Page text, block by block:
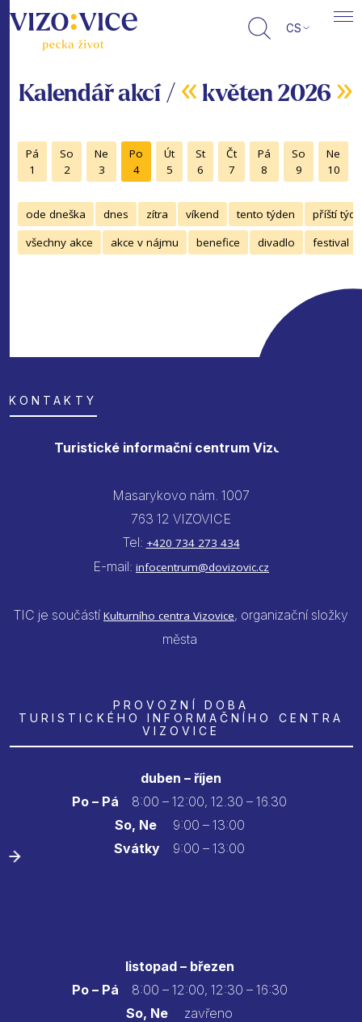
CS
Kalendář akcí / « květen 2026 »
Pá
1
So
2
Ne
3
Po
4
Út
5
St
6
Čt
7
Pá
8
So
9
Ne
10
ode dneška dnes zítra víkend tento týden
příští
všechny akce
akce v nájmu benefice divadlo festival
KONTAKTY
Turistické informační centrum Vizovice
Masarykovo nám. 1007
763 12 VIZOVICE
Tel: +420 734 273 434
E-mail: infocentrum@dovizovic.cz
TIC je součástí Kulturního centra Vizovice, organizační složky
města
PROVOZNÍ DOBA
TURISTICKÉHO INFORMAČNÍHO CENTRA
VIZOVICE
duben – říjen
Po – Pá
8:00 – 12:00, 12.30 – 16.30
So, Ne9:00 – 13:00
Svátky 9:00 – 13:00
listopad – březen
Po – Pá 8:00 – 12:00, 12:30 – 16:30
So, Ne zavřeno